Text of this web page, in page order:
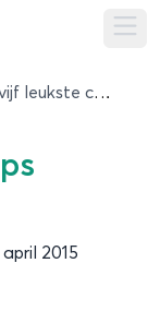
De vijf leukste citytrips binnen Europa
april 2015